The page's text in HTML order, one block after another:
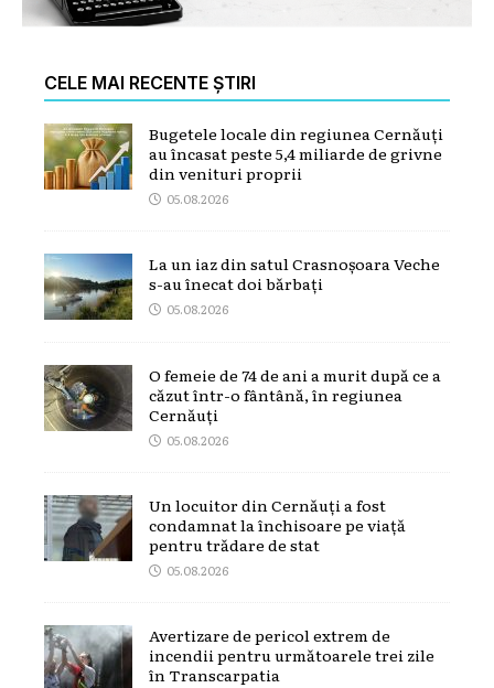
CELE MAI RECENTE ȘTIRI
Bugetele locale din regiunea Cernăuți
au încasat peste 5,4 miliarde de grivne
din venituri proprii
05.08.2026
La un iaz din satul Crasnoșoara Veche
s-au înecat doi bărbați
05.08.2026
O femeie de 74 de ani a murit după ce a
căzut într-o fântână, în regiunea
Cernăuți
05.08.2026
Un locuitor din Cernăuți a fost
condamnat la închisoare pe viață
pentru trădare de stat
05.08.2026
Avertizare de pericol extrem de
incendii pentru următoarele trei zile
în Transcarpatia